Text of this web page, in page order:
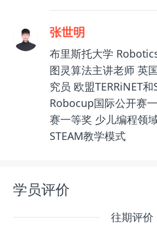
张世明
布里斯托大学
图灵算法主讲老师 英
究员 欧盟TERRiNET
Robocup国际公开赛
赛一等奖 少儿编程领
STEAM教学模式
学员评价
往期评价